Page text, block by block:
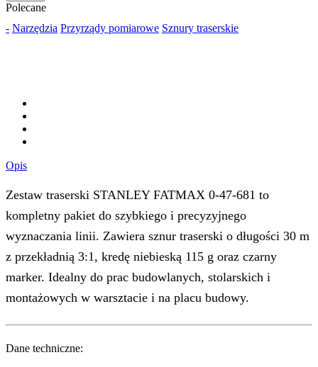
Polecane
- Narzędzia Przyrządy pomiarowe Sznury traserskie
Opis
Zestaw traserski STANLEY FATMAX 0-47-681 to
kompletny pakiet do szybkiego i precyzyjnego
wyznaczania linii. Zawiera sznur traserski o długości 30 m
z przekładnią 3:1, kredę niebieską 115 g oraz czarny
marker. Idealny do prac budowlanych, stolarskich i
montażowych w warsztacie i na placu budowy.
Dane techniczne: